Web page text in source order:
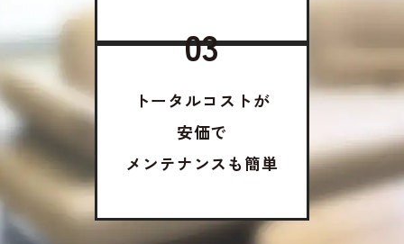
03
トータルコストが
安価で
メンテナンスも簡単